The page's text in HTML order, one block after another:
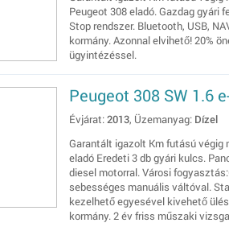
Peugeot 308 eladó. Gazdag
Stop rendszer. Bluetooth, USB,
kormány. Azonnal elvihető! 20%
ügyintézéssel.
Peugeot 308 SW 1.6
Évjárat:2013, Üzemanyag: Dízel
Garantált igazolt Km futású végig
eladó Eredeti 3 db gyári kulcs.
diesel motorral. Városi
sebességes manuális váltóval.
kezelhető egyesével kivehető
kormány. 2 év friss műszaki